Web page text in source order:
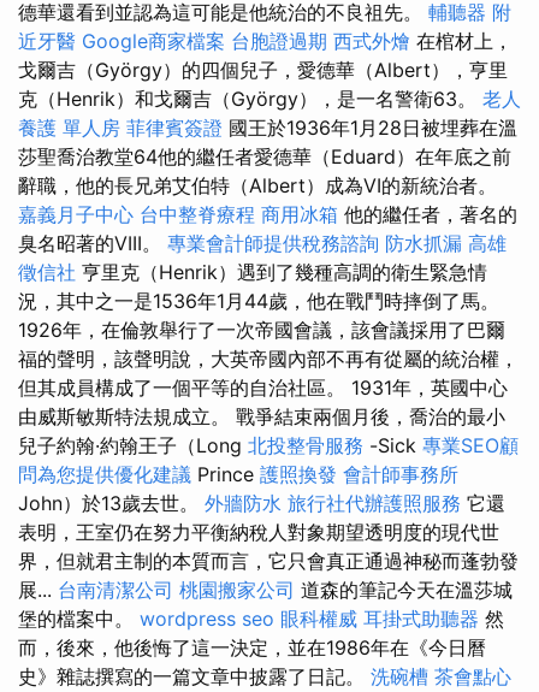
德華還看到並認為這可能是他統治的不良祖先。 輔聽器 附
近牙醫 Google商家檔案 台胞證過期 西式外燴 在棺材上，
戈爾吉（György）的四個兒子，愛德華（Albert），亨里
克（Henrik）和戈爾吉（György），是一名警衛63。 老人
養護 單人房 菲律賓簽證 國王於1936年1月28日被埋葬在溫
莎聖喬治教堂64他的繼任者愛德華（Eduard）在年底之前
辭職，他的長兄弟艾伯特（Albert）成為VI的新統治者。
嘉義月子中心 台中整脊療程 商用冰箱 他的繼任者，著名的
臭名昭著的VIII。 專業會計師提供稅務諮詢 防水抓漏 高雄
徵信社 亨里克（Henrik）遇到了幾種高調的衛生緊急情
況，其中之一是1536年1月44歲，他在戰鬥時摔倒了馬。
1926年，在倫敦舉行了一次帝國會議，該會議採用了巴爾
福的聲明，該聲明說，大英帝國內部不再有從屬的統治權，
但其成員構成了一個平等的自治社區。 1931年，英國中心
由威斯敏斯特法規成立。 戰爭結束兩個月後，喬治的最小
兒子約翰·約翰王子（Long 北投整骨服務 -Sick 專業SEO顧
問為您提供優化建議 Prince 護照換發 會計師事務所
John）於13歲去世。 外牆防水 旅行社代辦護照服務 它還
表明，王室仍在努力平衡納稅人對象期望透明度的現代世
界，但就君主制的本質而言，它只會真正通過神秘而蓬勃發
展... 台南清潔公司 桃園搬家公司 道森的筆記今天在溫莎城
堡的檔案中。 wordpress seo 眼科權威 耳掛式助聽器 然
而，後來，他後悔了這一決定，並在1986年在《今日曆
史》雜誌撰寫的一篇文章中披露了日記。 洗碗槽 茶會點心